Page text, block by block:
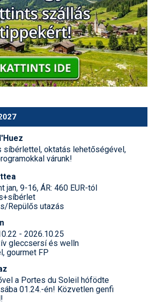
síbérlettel, oktatás lehetőségével,
várunk!
jan, 9-16, ÁR: 460 EUR-tól
Repülős utazás
- 2026.10.25
gleccsersí és welln
gourmet FP
a Portes du Soleil hófödte
01.24.-én! Közvetlen genfi